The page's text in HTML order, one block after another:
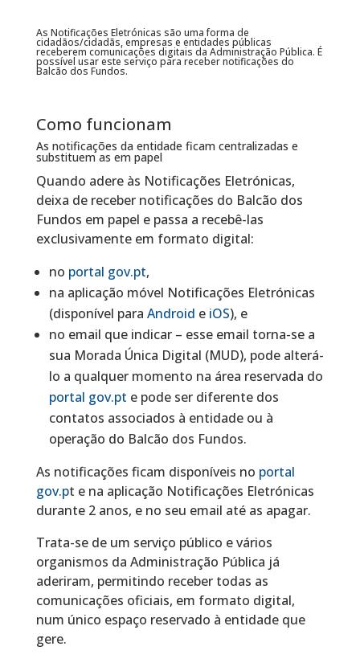
As Notificações Eletrónicas são uma forma de
cidadãos/cidadãs, empresas e entidades públicas
receberem comunicações digitais da Administração Pública. É
possível usar este serviço para receber notificações do
Balcão dos Fundos.
Como funcionam
As notificações da entidade ficam centralizadas e
substituem as em papel
Quando adere às Notificações Eletrónicas,
deixa de receber notificações do Balcão dos
Fundos em papel e passa a recebê-las
exclusivamente em formato digital:
no portal gov.pt,
na aplicação móvel Notificações Eletrónicas
(disponível para Android e iOS), e
no email que indicar – esse email torna-se a
sua Morada Única Digital (MUD), pode alterá-
lo a qualquer momento na área reservada do
portal gov.pt e pode ser diferente dos
contatos associados à entidade ou à
operação do Balcão dos Fundos.
As notificações ficam disponíveis no portal
gov.pt e na aplicação Notificações Eletrónicas
durante 2 anos, e no seu email até as apagar.
Trata-se de um serviço público e vários
organismos da Administração Pública já
aderiram, permitindo receber todas as
comunicações oficiais, em formato digital,
num único espaço reservado à entidade que
gere.